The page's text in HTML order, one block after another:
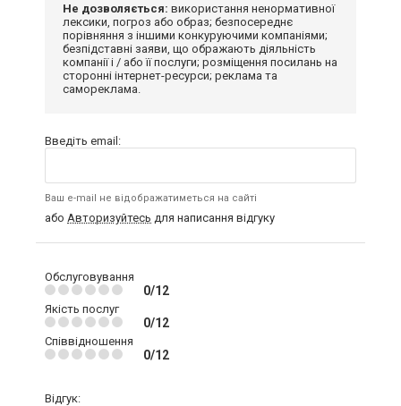
Не дозволяється: використання ненормативної
лексики, погроз або образ; безпосереднє
порівняння з іншими конкуруючими компаніями;
безпідставні заяви, що ображають діяльність
компанії і / або її послуги; розміщення посилань на
сторонні інтернет-ресурси; реклама та
самореклама.
Введіть email:
Ваш e-mail не відображатиметься на сайті
або Авторизуйтесь для написання відгуку
Обслуговування
0/12
Якість послуг
0/12
Співвідношення
0/12
Відгук: